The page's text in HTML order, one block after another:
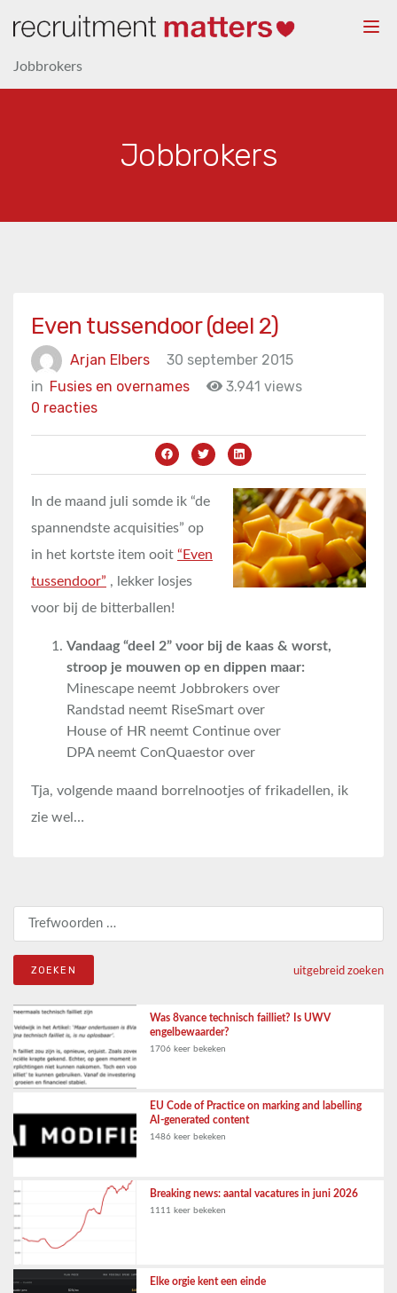
Jobbrokers
Jobbrokers
Even tussendoor (deel 2)
Arjan Elbers
30 september 2015
in Fusies en overnames
3.941 views
0 reacties
In de maand juli somde ik “de
spannendste acquisities” op
in het kortste item ooit “Even
tussendoor” , lekker losjes
voor bij de bitterballen!
Vandaag “deel 2” voor bij de kaas & worst,
stroop je mouwen op en dippen maar:
Minescape neemt Jobbrokers over
Randstad neemt RiseSmart over
House of HR neemt Continue over
DPA neemt ConQuaestor over
Tja, volgende maand borrelnootjes of frikadellen, ik
zie wel…
Zoeken naar:
uitgebreid zoeken
Was 8vance technisch failliet? Is UWV
engelbewaarder?
1706 keer bekeken
EU Code of Practice on marking and labelling
AI-generated content
1486 keer bekeken
Breaking news: aantal vacatures in juni 2026
1111 keer bekeken
Elke orgie kent een einde